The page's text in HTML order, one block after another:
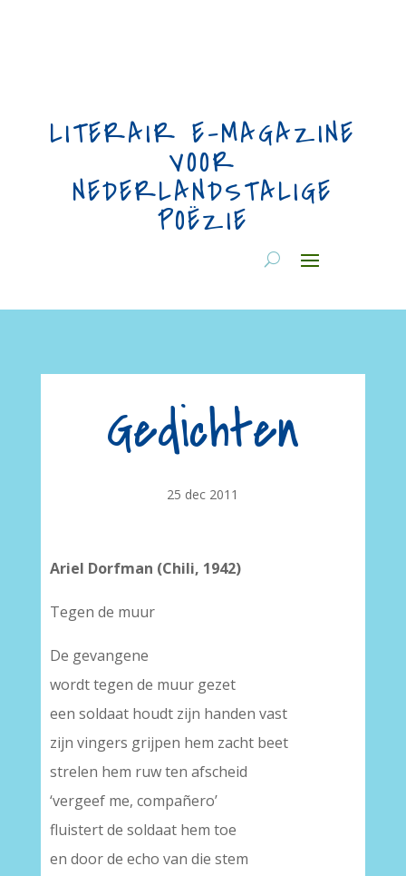
LITERAIR E-MAGAZINE
VOOR
NEDERLANDSTALIGE
POËZIE
Gedichten
25 dec 2011
Ariel Dorfman (Chili, 1942)
Tegen de muur
De gevangene
wordt tegen de muur gezet
een soldaat houdt zijn handen vast
zijn vingers grijpen hem zacht beet
strelen hem ruw ten afscheid
‘vergeef me, compañero’
fluistert de soldaat hem toe
en door de echo van die stem